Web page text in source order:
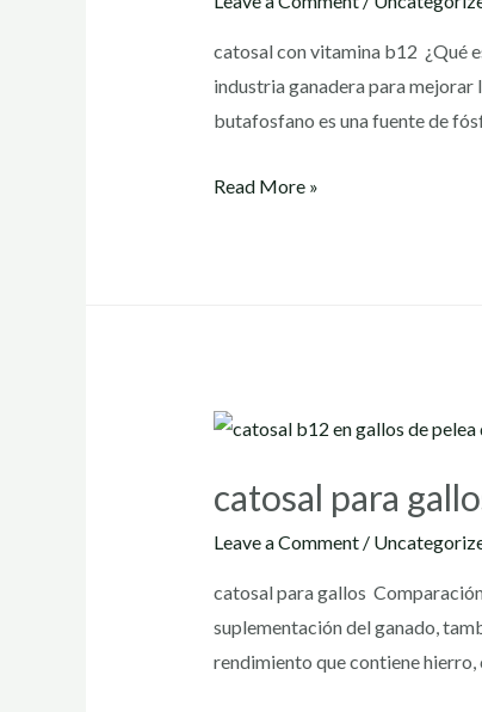
catosal con vitamina b12 ¿Qué
industria ganadera para
butafosfano es una fuente de
catosal
Read More »
catosal para
Leave a Comment /
catosal para gallos
suplementación del ganado,
rendimiento que contiene